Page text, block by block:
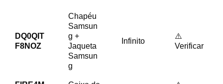
DQ0QIT
F8NOZ
Chapéu
Samsun
g +
Jaqueta
Samsun
g
Infinito
⚠️
Verificar